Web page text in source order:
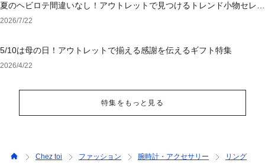
夏のヘビロテ間違いなし！アウトレットで見つけるトレンド小物セレク
ション
2026/7/22
5/10は母の日！アウトレットで揃える感謝を伝えるギフト特集
2026/4/22
特集をもっと見る
Chez toi ファッション 腕時計・アクセサリー
リング